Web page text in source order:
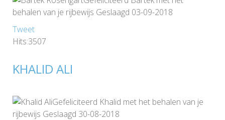
behalen van je rijbewijs Geslaagd 03-09-2018
Tweet
Hits:3507
KHALID ALI
Gefeliciteerd Khalid met het behalen van je
rijbewijs Geslaagd 30-08-2018